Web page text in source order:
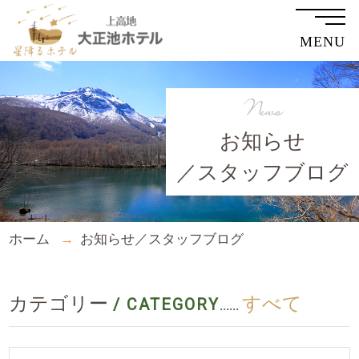
MENU
お知らせ
／スタッフブログ
News
ホーム お知らせ／スタッフブログ
カテゴリー / CATEGORY...... すべて